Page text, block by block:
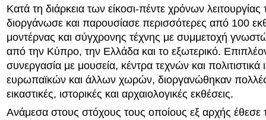
Κατά τη διάρκεια των είκοσι-πέντε χρόνων
διοργάνωσε και παρουσίασε περισσότερες από 100
μοντέρνας και σύγχρονης τέχνης με συμμετοχή
από την Κύπρο, την Ελλάδα και το εξωτερικό.
συνεργασία με μουσεία, κέντρα τεχνών και πολιτιστικά
ευρωπαϊκών και άλλων χωρών, διοργανώθηκαν πολλές
εικαστικές, ιστορικές και αρχαιολογικές εκθέσεις.
Ανάμεσα στους στόχους τους οποίους εξ αρχής έθεσε